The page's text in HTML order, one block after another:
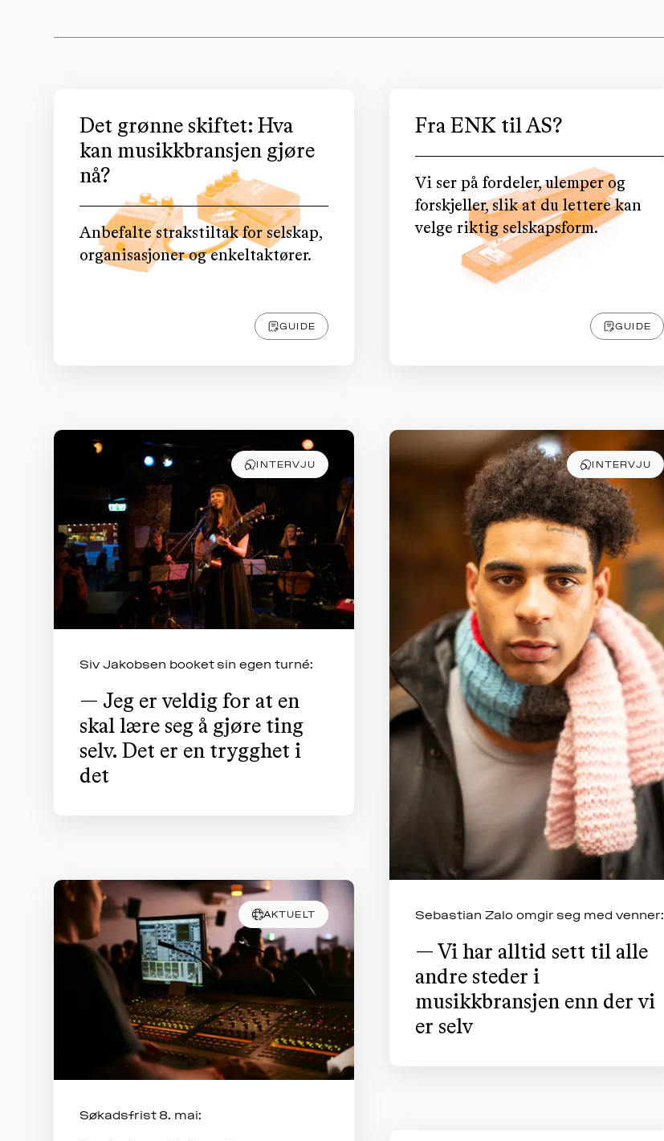
Det grønne skiftet: Hva
kan musikkbransjen gjøre
nå?
Anbefalte strakstiltak for selskap,
organisasjoner og enkeltaktører.
GUIDE
Fra ENK til AS?
Vi ser på fordeler, ulemper og
forskjeller, slik at du lettere kan
velge riktig selskapsform.
GUIDE
INTERVJU
Siv Jakobsen booket sin egen turné:
— Jeg er veldig for at en
skal lære seg å gjøre ting
selv. Det er en trygghet i
det
INTERVJU
Sebastian Zalo omgir seg med venner:
— Vi har alltid sett til alle
andre steder i
musikkbransjen enn der vi
er selv
AKTUELT
Søkadsfrist 8. mai: